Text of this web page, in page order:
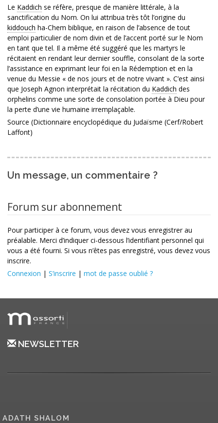
Le Kaddich se réfère, presque de manière littérale, à la
sanctification du Nom. On lui attribua très tôt l’origine du
kiddouch ha-Chem biblique, en raison de l’absence de tout
emploi particulier de nom divin et de l’accent porté sur le Nom
en tant que tel. Il a même été suggéré que les martyrs le
récitaient en rendant leur dernier souffle, consolant de la sorte
l’assistance en exprimant leur foi en la Rédemption et en la
venue du Messie « de nos jours et de notre vivant ». C’est ainsi
que Joseph Agnon interprétait la récitation du Kaddich des
orphelins comme une sorte de consolation portée à Dieu pour
la perte d’une vie humaine irremplaçable.
Source (Dictionnaire encyclopédique du Judaïsme (Cerf/Robert
Laffont)
Un message, un commentaire ?
Forum sur abonnement
Pour participer à ce forum, vous devez vous enregistrer au
préalable. Merci d’indiquer ci-dessous l’identifiant personnel qui
vous a été fourni. Si vous n’êtes pas enregistré, vous devez vous
inscrire.
Connexion | S’inscrire | mot de passe oublié ?
NEWSLETTER
ADATH SHALOM